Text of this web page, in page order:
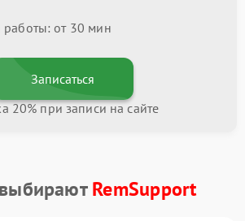
работы: от 30 мин
Записаться
20% при записи на сайте
RemSupport